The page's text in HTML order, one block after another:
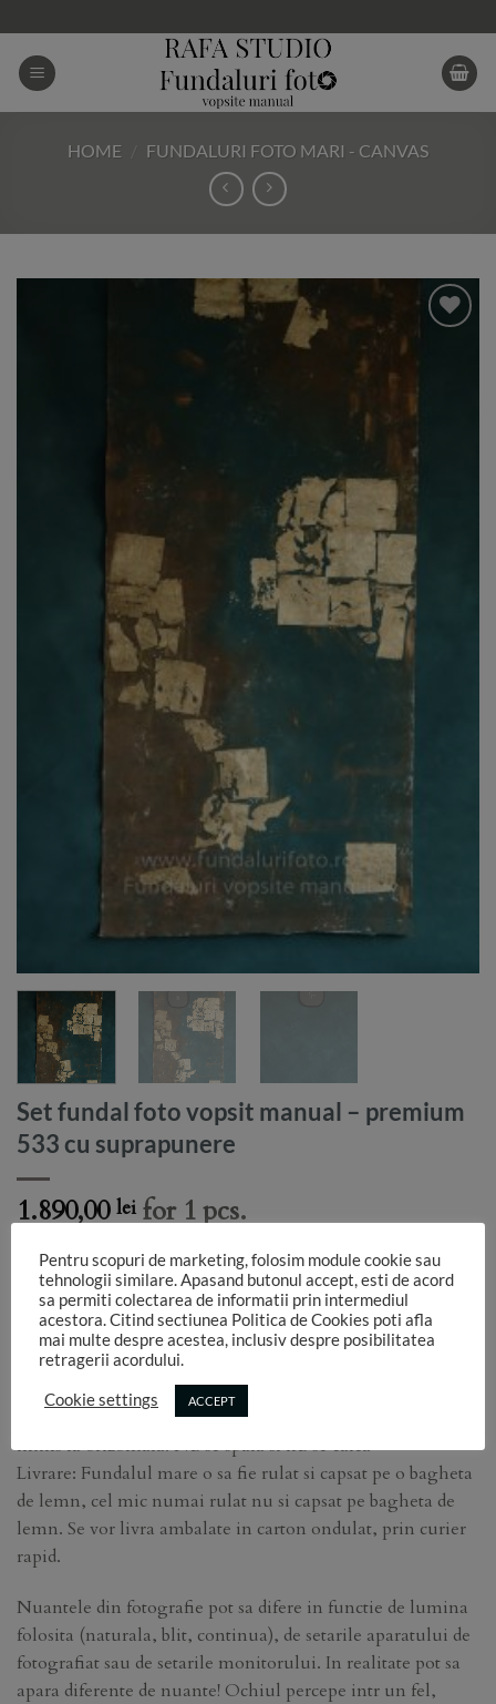
to
content
HOME FUNDALURI FOTO MARI - CANVAS
Set fundal foto vopsit manual – premium
533 cu suprapunere
1.890,00 lei for 1 pcs.
Dimensiune: lungime 3 m x latime 1.83 iar fundalul
suprapunere : 2,15m x 0,90 cm
Tip fundal: vopsit manual
Material: canvas ( bumbac 100%)
Grosime material: 550g/mp
Finish: mat/metalizat
Intretinere: Dupa utilizare, fundalul se pastreaza rulat si
intins la orizontala. Nu se spala si nu se calca
Livrare: Fundalul mare o sa fie rulat si capsat pe o bagheta
de lemn, cel mic numai rulat nu si capsat pe bagheta de
lemn. Se vor livra ambalate in carton ondulat, prin curier
rapid.
Nuantele din fotografie pot sa difere in functie de lumina
folosita (naturala, blit, continua), de setarile aparatului de
fotografiat sau de setarile monitorului. In realitate pot sa
apara diferente de nuante! Ochiul percepe intr un fel,
Pentru scopuri de marketing, folosim module cookie sau
tehnologii similare. Apasand butonul accept, esti de acord
sa permiti colectarea de informatii prin intermediul
acestora. Citind sectiunea Politica de Cookies poti afla
mai multe despre acestea, inclusiv despre posibilitatea
retragerii acordului.
Cookie settings ACCEPT